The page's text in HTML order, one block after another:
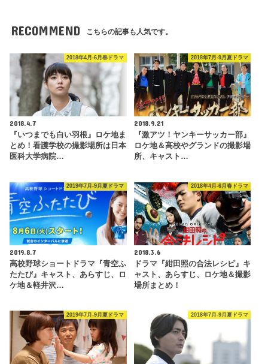
RECOMMEND こちらの記事も人気です。
2018年4月-6月春ドラマ
2018.4.7
『いつまでも白い羽根』ロケ地ま
とめ！看護学校の撮影場所は日本
医科大学病院…
2018年7月-9月夏ドラマ
2018.9.21
『激アツ！ヤンキーサッカー部』
ロケ地＆高校やグランドの撮影場
所、キャスト…
2019年7月-9月夏ドラマ
2019.8.7
高校野球ショートドラマ『青空ふ
たたび』キャスト、あらすじ、ロ
ケ地＆軽井沢…
2018年4月-6月春ドラマ
2018.3.6
ドラマ『紺田照の合法レシピ』キ
ャスト、あらすじ、ロケ地＆撮影
場所まとめ！
2019年7月-9月夏ドラマ 2018年7月-9月夏ドラマ